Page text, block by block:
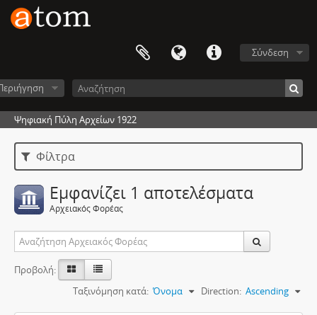
Σύνδεση
Ψηφιακή Πύλη Αρχείων 1922
Φίλτρα
Εμφανίζει 1 αποτελέσματα
Αρχειακός Φορέας
Προβολή:
Ταξινόμηση κατά: Όνομα Direction: Ascending